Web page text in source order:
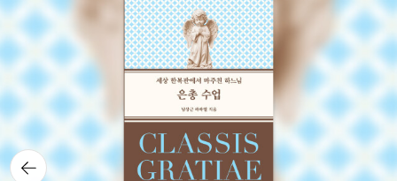
한 합리적 신권이 없음을 알리면서 그 신권의 부흥을 책임질 사람으
로 자신과 같은 사(士)계층을 자천(自薦)하고 있는 것은 아닐까.
오긍은 현종에게 바친 서문에서 정관정요의 목적은 권선징악이라고
했다. 여기서 선과 악을 가르는 현실 정치의 기준은 다름 아닌 죽은 신
권을 되살릴 수 있는지 여부가 아니었을까? 그렇다. 정관정요의 핵심
주제는 절대왕권의 신권 보장인 것이다. 그렇다면 이 글을 읽었을 현
종은 어떻게 해야 할까? 오긍은 옆구리를 꾹 찌르면서 말한다. “신하
뒤로가
기